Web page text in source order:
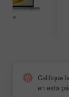
Race
Califique
en esta